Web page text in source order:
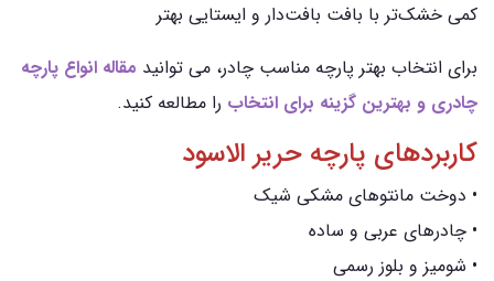
کمی خشک‌تر با بافت بافت‌دار و ایستایی بهتر
برای انتخاب بهتر پارچه مناسب چادر، می توانید مقاله انواع پارچه
چادری و بهترین گزینه برای انتخاب را مطالعه کنید.
کاربردهای پارچه حریر الاسود
• دوخت مانتوهای مشکی شیک
• چادرهای عربی و ساده
• شومیز و بلوز رسمی